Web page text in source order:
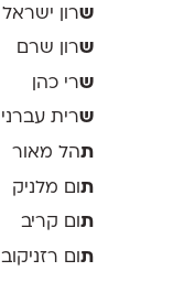
שרון ישראל
שרון שרם
שרי כהן
שרית עברני
תהל מאור
תום מלניק
ת ום קריב
ת ום רזניקוב